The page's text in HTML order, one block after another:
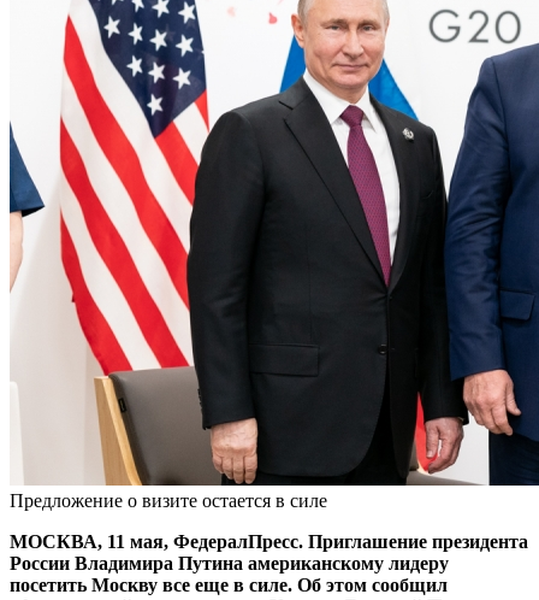
Предложение о визите остается в силе
МОСКВА, 11 мая, ФедералПресс. Приглашение президента
России Владимира Путина американскому лидеру
посетить Москву все еще в силе. Об этом сообщил